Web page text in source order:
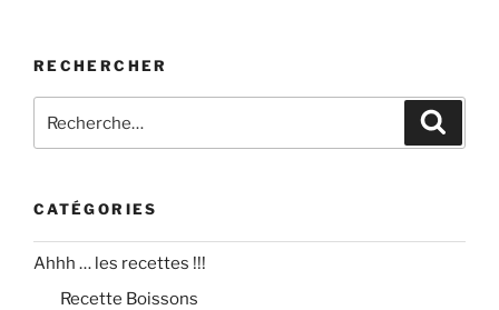
RECHERCHER
pour
CATÉGORIES
Ahhh … les recettes !!!
Recette Boissons